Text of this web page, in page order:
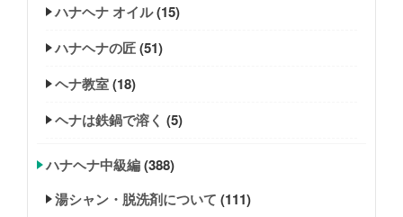
ハナヘナ オイル(15)
ハナヘナの匠(51)
ヘナ教室(18)
ヘナは鉄鍋で溶く (5)
ハナヘナ中級編(388)
湯シャン・脱洗剤について (111)